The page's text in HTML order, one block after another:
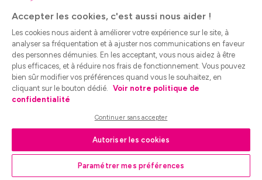
Accepter les cookies, c'est aussi nous aider !
Les cookies nous aident à améliorer votre expérience sur le site, à
analyser sa fréquentation et à ajuster nos communications en faveur
des personnes démunies. En les acceptant, vous nous aidez à être
plus efficaces, et à réduire nos frais de fonctionnement. Vous pouvez
bien sûr modifier vos préférences quand vous le souhaitez, en
cliquant sur le bouton dédié. Voir notre politique de
confidentialité
Continuer sans accepter
Autoriser les cookies
Paramétrer mes préférences